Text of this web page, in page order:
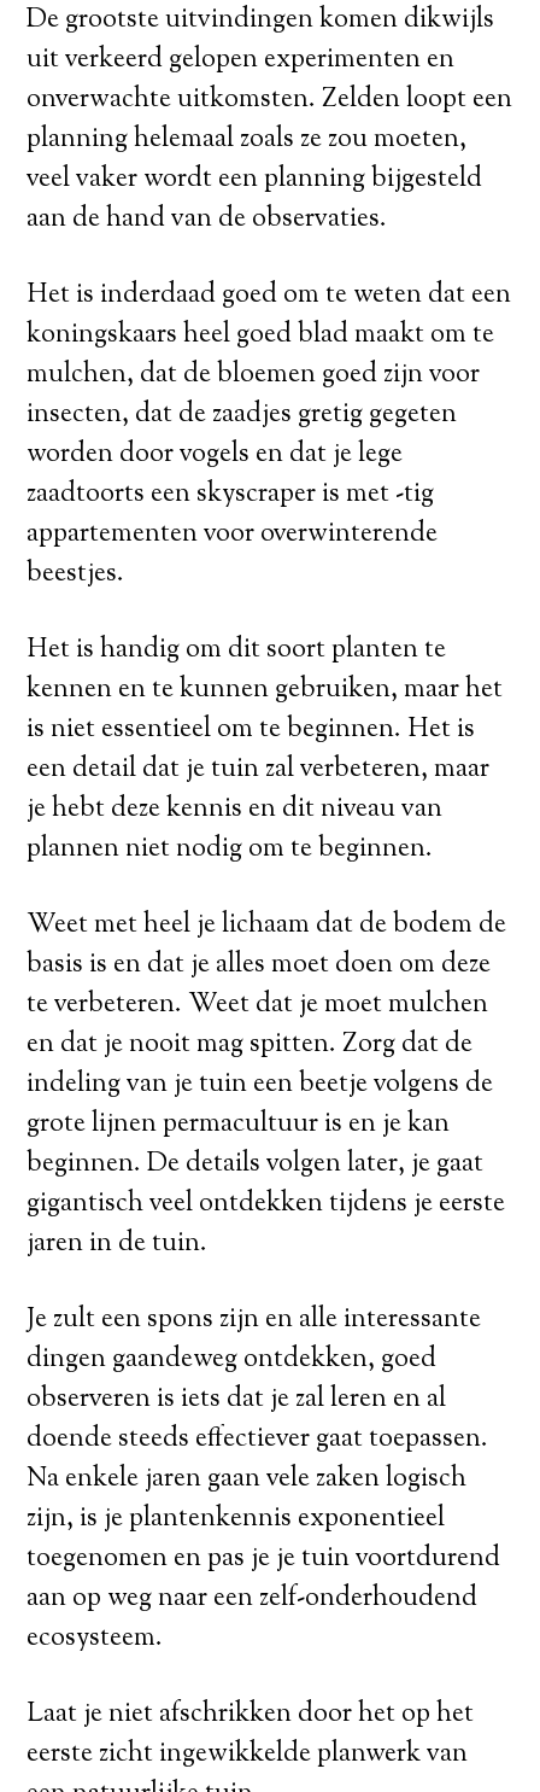
De grootste uitvindingen komen dikwijls
uit verkeerd gelopen experimenten en
onverwachte uitkomsten. Zelden loopt een
planning helemaal zoals ze zou moeten,
veel vaker wordt een planning bijgesteld
aan de hand van de observaties.
Het is inderdaad goed om te weten dat een
koningskaars heel goed blad maakt om te
mulchen, dat de bloemen goed zijn voor
insecten, dat de zaadjes gretig gegeten
worden door vogels en dat je lege
zaadtoorts een skyscraper is met -tig
appartementen voor overwinterende
beestjes.
Het is handig om dit soort planten te
kennen en te kunnen gebruiken, maar het
is niet essentieel om te beginnen. Het is
een detail dat je tuin zal verbeteren, maar
je hebt deze kennis en dit niveau van
plannen niet nodig om te beginnen.
Weet met heel je lichaam dat de bodem de
basis is en dat je alles moet doen om deze
te verbeteren. Weet dat je moet mulchen
en dat je nooit mag spitten. Zorg dat de
indeling van je tuin een beetje volgens de
grote lijnen permacultuur is en je kan
beginnen. De details volgen later, je gaat
gigantisch veel ontdekken tijdens je eerste
jaren in de tuin.
Je zult een spons zijn en alle interessante
dingen gaandeweg ontdekken, goed
observeren is iets dat je zal leren en al
doende steeds effectiever gaat toepassen.
Na enkele jaren gaan vele zaken logisch
zijn, is je plantenkennis exponentieel
toegenomen en pas je je tuin voortdurend
aan op weg naar een zelf-onderhoudend
ecosysteem.
Laat je niet afschrikken door het op het
eerste zicht ingewikkelde planwerk van